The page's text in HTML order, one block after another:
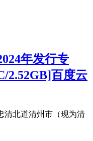
年发行专
2.52GB]百度云
清北道清州市（现为清